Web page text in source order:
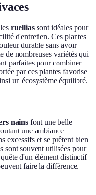
ruellias sont idéales pour
d'entretien. Ces plantes
durable sans avoir
de nombreuses variétés qui
parfaites pour combiner
par ces plantes favorise
un écosystème équilibré.
nains font une belle
une ambiance
excessifs et se prêtent bien
sont souvent utilisées pour
d'un élément distinctif
faire la différence.